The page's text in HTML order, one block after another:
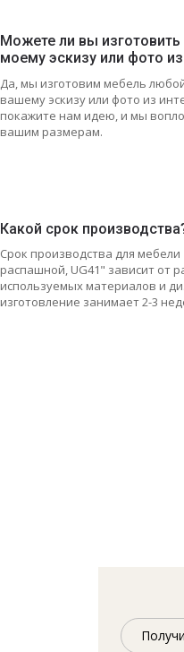
Можете ли вы
моему эскизу или фото из
Да, мы изготовим мебель
вашему эскизу или фото из
покажите нам идею, и мы
вашим размерам.
Какой срок
Срок производства для
распашной, UG41" зависит от
используемых материалов и
изготовление занимает 2-3